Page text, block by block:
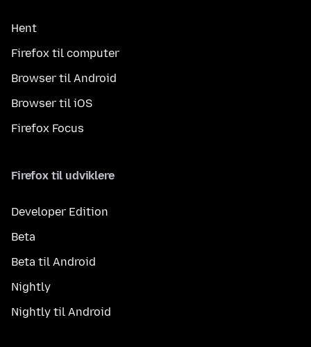
Hent
Firefox til computer
Browser til Android
Browser til iOS
Firefox Focus
Firefox til udviklere
Developer Edition
Beta
Beta til Android
Nightly
Nightly til Android